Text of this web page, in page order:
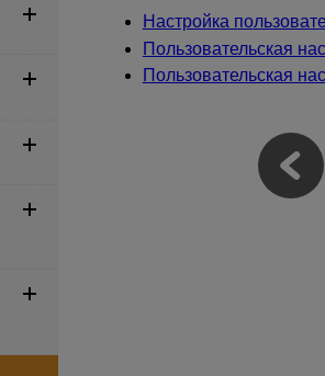
Настройка
Пользовательская
Пользовательская